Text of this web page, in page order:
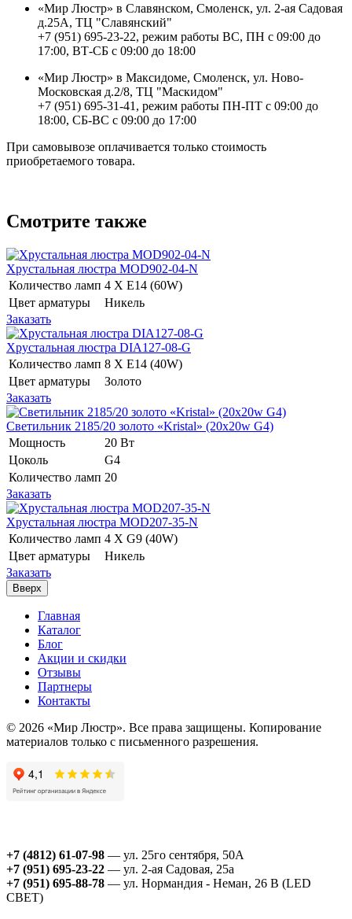
«Мир Люстр» в Славянском, Смоленск, ул. 2-ая Садовая
д.25А, ТЦ "Славянский"
+7 (951) 695-23-22, режим работы ВС, ПН с 09:00 до
17:00, ВТ-СБ с 09:00 до 18:00
«Мир Люстр» в Максидоме, Смоленск, ул. Ново-
Московская д.2/8, ТЦ "Маскидом"
+7 (951) 695-31-41, режим работы ПН-ПТ с 09:00 до
18:00, СБ-ВС с 09:00 до 17:00
При самовывозе оплачивается только стоимость
приобретаемого товара.
Смотрите также
Хрустальная люстра MOD902-04-N
Количество ламп 4 Х E14 (60W)
Цвет арматуры
Никель
Заказать
Хрустальная люстра DIA127-08-G
Количество ламп 8 Х E14 (40W)
Цвет арматуры
Золото
Заказать
Светильник 2185/20 золото «Kristal» (20x20w G4)
Мощность
20 Вт
Цоколь
G4
Количество ламп 20
Заказать
Хрустальная люстра MOD207-35-N
Количество ламп 4 Х G9 (40W)
Цвет арматуры
Никель
Заказать
Вверх
Главная
Каталог
Блог
Акции и скидки
Отзывы
Партнеры
Контакты
© 2026 «Мир Люстр». Все права защищены. Копирование
материалов только с письменного разрешения.
+7 (4812) 61-07-98 — ул. 25го сентября, 50А
+7 (951) 695-23-22 — ул. 2-ая Садовая, 25а
+7 (951) 695-88-78 — ул. Нормандия - Неман, 26 В (LED
СВЕТ)